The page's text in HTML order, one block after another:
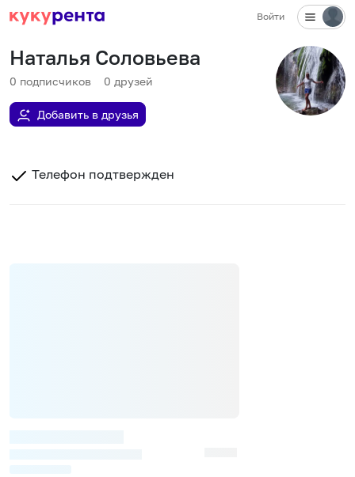
Войти
Наталья Соловьева
0 подписчиков 0 друзей
Добавить в друзья
Телефон подтвержден